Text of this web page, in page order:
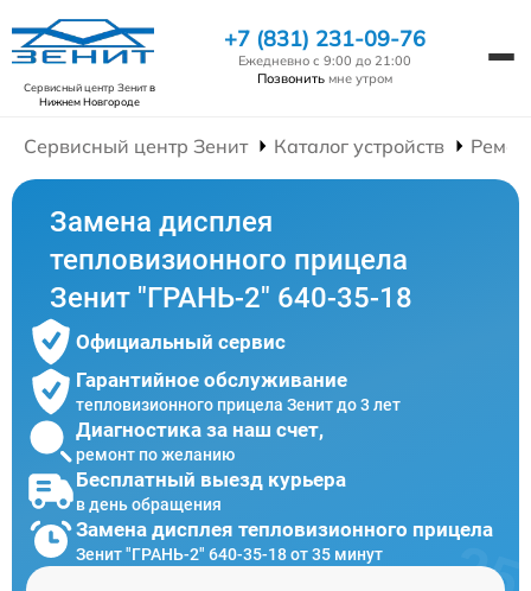
Сервисный центр Зенитв
Нижнем Новгороде
+7 (831) 231-09-76
Ежедневно с 9:00 до 21:00
Позвонить мне утром
Сервисный центр Зенит Каталог устройств
Замена дисплея
тепловизионного прицела
Зенит "ГРАНЬ-2" 640-35-18
Официальный сервис
Гарантийное обслуживание
тепловизионного прицела Зенит до 3 лет
Диагностика за наш счет,
ремонт по желанию
Бесплатный выезд курьера
в день обращения
Замена дисплея тепловизионного прицела
Зенит "ГРАНЬ-2" 640-35-18 от 35 минут